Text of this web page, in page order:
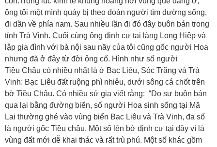
ông tôi một mình quảy bị theo đoàn người tìm đường sống,
đi dần về phía nam. Sau nhiều lần đi đó đây buôn bán trong
tỉnh Trà Vinh. Cuối cùng ông định cư tại làng Long Hiệp và
lập gia đình với bà nội sau nầy của tôi cũng gốc người Hoa
nhưng đã ở đây từ đời ông cố. Hình như số người
Tiều Châu có nhiều nhất là ở Bạc Liêu, Sóc Trăng và Trà
Vinh: Bạc Liêu đất ruộng phì nhiêu, dưới sông cá chốt trên
bờ Tiều Châu. Có nhiều sử gia viết rằng: “Do sự buôn bán
qua lại bằng đường biển, số người Hoa sinh sống tại Mã
Lai thường ghé vào vùng biển Bạc Liêu và Trà Vinh, đa số
là người gốc Tiều châu. Một số lên bờ định cư tại đây vì là
vùng đất mới dễ khai thác và rất trù phú. Một số khác gồm